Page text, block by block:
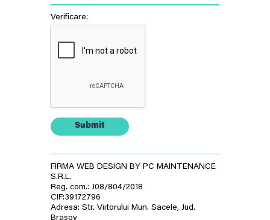
Submit
Verificare:
FIRMA WEB DESIGN BY PC MAINTENANCE
S.R.L.
Reg. com.: J08/804/2018
CIF:39172796
Adresa: Str. Viitorului Mun. Sacele, Jud.
Brasov